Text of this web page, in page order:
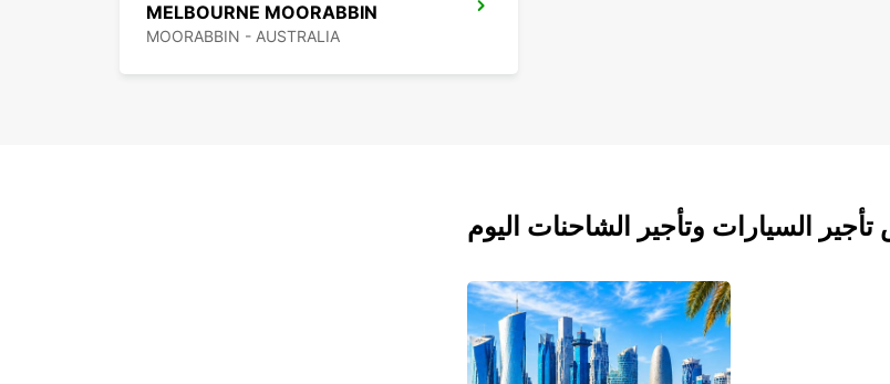
MELBOURNE MOORABBIN
MOORABBIN - AUSTRALIA